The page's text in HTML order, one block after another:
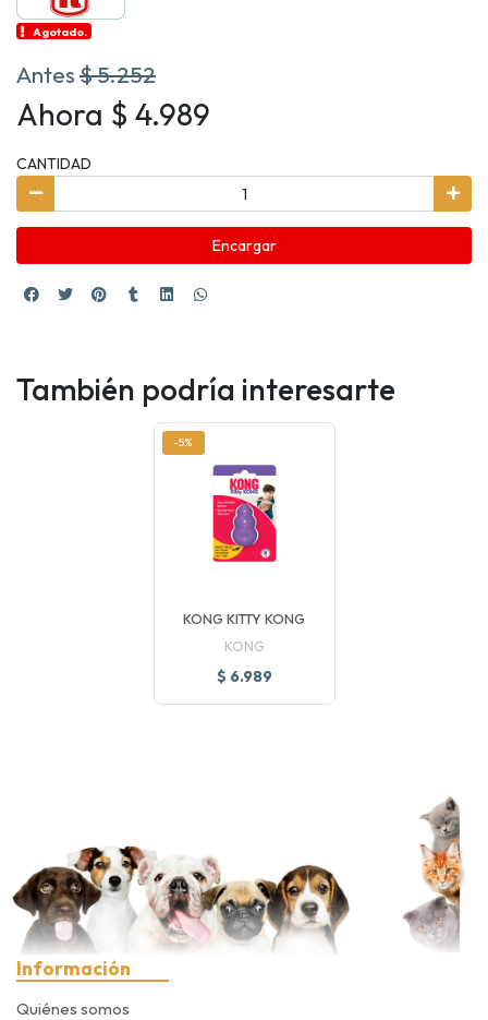
Agotado.
Antes$ 5.252
Ahora $ 4.989
CANTIDAD
Encargar
También podría interesarte
-5%
KONG KITTY KONG
KONG
$ 6.989
Información
Quiénes somos